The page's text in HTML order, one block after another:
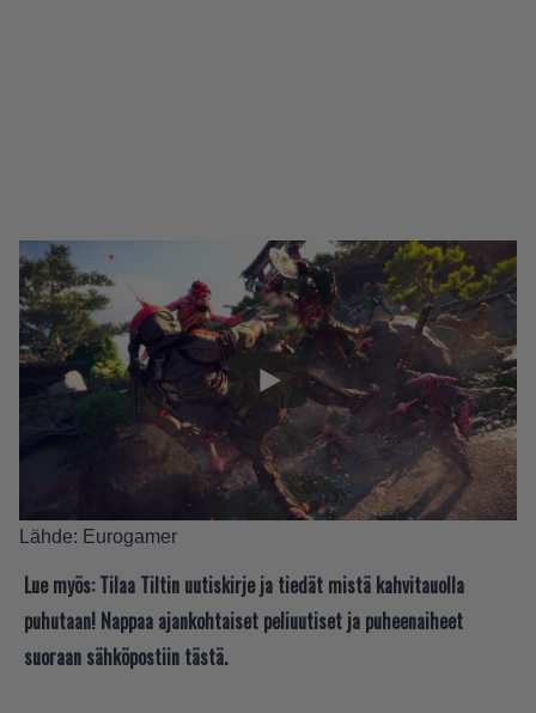
Lähde: Eurogamer
Lue myös: Tilaa Tiltin uutiskirje ja tiedät mistä kahvitauolla
puhutaan! Nappaa ajankohtaiset peliuutiset ja puheenaiheet
suoraan sähköpostiin tästä.